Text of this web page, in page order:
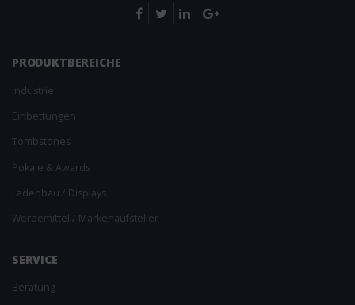
PRODUKT­BEREICHE
Industrie
Einbettungen
Tombstones
Pokale & Awards
Ladenbau / Displays
Werbemittel / Markenaufsteller
SERVICE
Beratung